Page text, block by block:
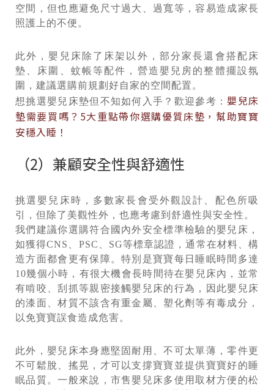
空間，但也應避免尺寸過大、過寬等，容易造成家長
照護上的不便。
此外，嬰兒床除了床架以外，部分家長還會搭配床
墊、床圍、蚊帳等配件，營造嬰兒房的整體擺設氛
圍，建議選購前規劃好自家的空間配置。
想挑選嬰兒床墊但不知如何入手？歡迎參考： 嬰兒床
墊需要買嗎？5大重點帶你選購優質床墊，幫助寶寶
安穩入睡！
（2）兼顧安全性與舒適性
挑選嬰兒床時，多數家長會受外觀設計、配色所吸
引，但除了美觀性外，也應考慮到舒適性與安全性。
我們建議你選購符合國內外安全標準檢驗的嬰兒床，
如獲得CNS、PSC、SG等標章認證，通常在材料、構
造方面都會更有保障。特別是寶寶每日睡眠時間多達
10幾個小時，有很大機會長時間待在嬰兒床內，並常
有啃咬、刮抓等親密接觸嬰兒床的行為，因此嬰兒床
的漆面、材質不該含有重金屬、塑化劑等有毒成分，
以免寶寶誤食造成危害。
此外，嬰兒床本身應堅固耐用、不可太單薄，零件更
不可鬆脫、搖晃，才可以支撐寶寶並提供寶寶好的睡
眠品質。一般來說，市售嬰兒床多使用取材方便的松